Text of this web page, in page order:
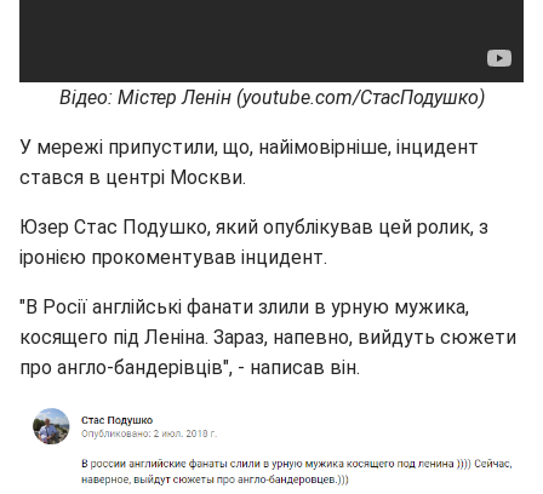
Відео: Містер Ленін (youtube.com/СтасПодушко)
У мережі припустили, що, найімовірніше, інцидент
стався в центрі Москви.
Юзер Стас Подушко, який опублікував цей ролик, з
іронією прокоментував інцидент.
"В Росії англійські фанати злили в урную мужика,
косящего під Леніна. Зараз, напевно, вийдуть сюжети
про англо-бандерівців", - написав він.